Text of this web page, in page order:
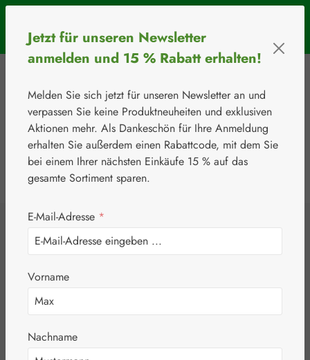
RabattcodeBIOS55 € Rabatt ab einem Warenkorbwert von 50 €.
Werkzeugleiste anzeigen
⚘ Aminosäuren
Phenylalanin 500
mg Kapseln
Jetzt für unseren Newsletter
anmelden und 15 % Rabatt erhalten!
Melden Sie sich jetzt für unseren Newsletter an und
verpassen Sie keine Produktneuheiten und exklusiven
Aktionen mehr. Als Dankeschön für Ihre Anmeldung
erhalten Sie außerdem einen Rabattcode, mit dem Sie
bei einem Ihrer nächsten Einkäufe 15 % auf das
gesamte Sortiment sparen.
E-Mail-Adresse *
Vorname
Nachname